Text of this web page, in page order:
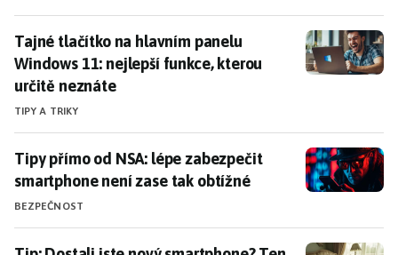
Tajné tlačítko na hlavním panelu Windows 11:
Tajné tlačítko na hlavním panelu
Windows 11: nejlepší funkce, kterou
určitě neznáte
TIPY A TRIKY
Tipy přímo od NSA: lépe zabezpečit smartphone
Tipy přímo od NSA: lépe zabezpečit
smartphone není zase tak obtížné
BEZPEČNOST